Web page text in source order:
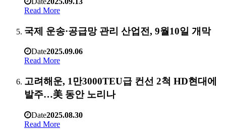
Read More
국제 운송·공급망 관리 산업전, 9월10일 개막
Date2025.09.06
Read More
고려해운, 1만3000TEU급 컨선 2척 HD현대에
발주…美 동안 노리나
Date2025.08.30
Read More